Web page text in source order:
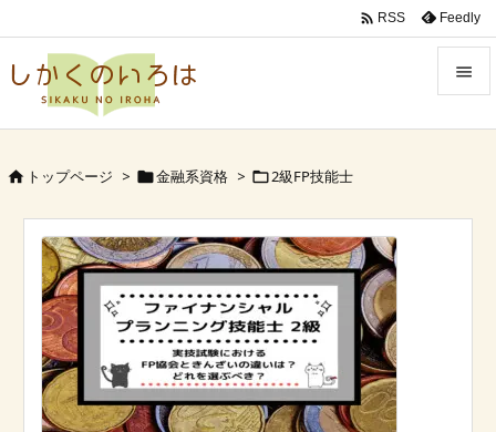

 RSS Feedly
 トップページ > 金融系資格 > 2級FP技能士